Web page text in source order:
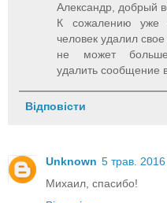
Александр, добрый
К сожалению уже
человек удалил
не может больше
удалить сообщение
Відповісти
Unknown 5 трав.
Михаил, спасибо!